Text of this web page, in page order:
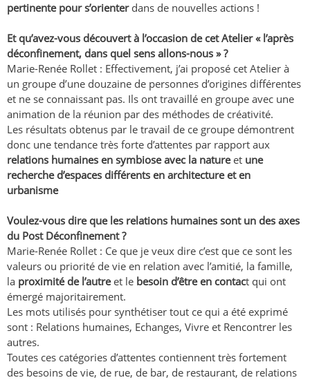
pertinente pour s’orienterdans de nouvelles actions !
Et qu’avez-vous découvert à l’occasion de cet Atelier « l’après
déconfinement, dans quel sens allons-nous » ?
Marie-Renée Rollet : Effectivement, j’ai proposé cet Atelier à
un groupe d’une douzaine de personnes d’origines différentes
et ne se connaissant pas. Ils ont travaillé en groupe avec une
animation de la réunion par des méthodes de créativité.
Les résultats obtenus par le travail de ce groupe démontrent
donc une tendance très forte d’attentes par rapport aux
relations humaines en symbiose avec la natureet une
recherche d’espaces différents en architecture et en
urbanisme
Voulez-vous dire que les relations humaines sont un des axes
du Post Déconfinement ?
Marie-Renée Rollet : Ce que je veux dire c’est que ce sont les
valeurs ou priorité de vie en relation avec l’amitié, la famille,
la proximité de l’autreet le besoin d’être en contact qui ont
émergé majoritairement.
Les mots utilisés pour synthétiser tout ce qui a été exprimé
sont : Relations humaines, Echanges, Vivre et Rencontrer les
autres.
Toutes ces catégories d’attentes contiennent très fortement
des besoins de vie, de rue, de bar, de restaurant, de relations